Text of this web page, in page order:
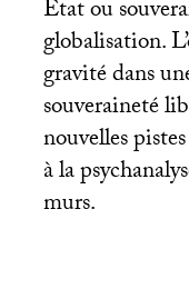
État ou
globalisation.
gravité dans
souveraineté
nouvelles
à la
murs.